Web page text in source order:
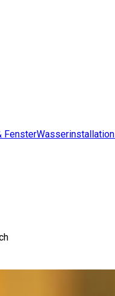
FensterWasserinstallation